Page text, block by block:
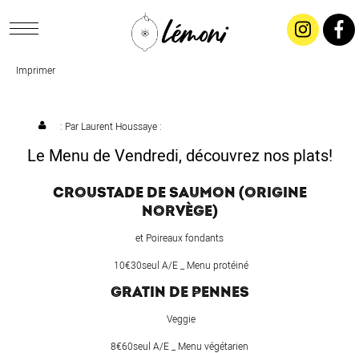
CONCEPT
SALADES & BUFFETS
TRAITEUR
RESTAURANTS & TARIFS
Imprimer
: Par Laurent Houssaye:
Le Menu de Vendredi, découvrez nos plats!
CROUSTADE DE SAUMON (ORIGINE
NORVÈGE)
et Poireaux fondants
10€30seul A/E _ Menu protéiné
GRATIN DE PENNES
Veggie
8€60seul A/E _ Menu végétarien